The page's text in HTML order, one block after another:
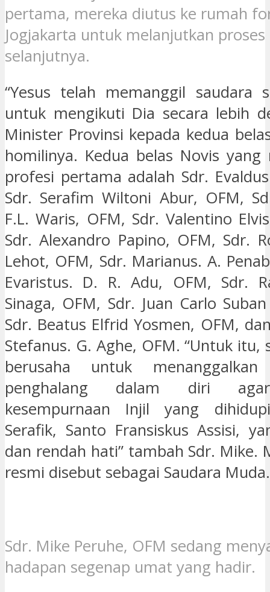
pertama, mereka diutus ke rumah
Jogjakarta untuk melanjutkan
selanjutnya.
“Yesus telah memanggil saudara
untuk mengikuti Dia secara lebih
Minister Provinsi kepada kedua
homilinya. Kedua belas Novis yang
profesi pertama adalah Sdr.
Sdr. Serafim Wiltoni Abur, OFM,
F.L. Waris, OFM, Sdr. Valentino
Sdr. Alexandro Papino, OFM, Sdr.
Lehot, OFM, Sdr. Marianus. A.
Evaristus. D. R. Adu, OFM, Sdr.
Sinaga, OFM, Sdr. Juan Carlo
Sdr. Beatus Elfrid Yosmen, OFM,
Stefanus. G. Aghe, OFM. “Untuk itu,
berusaha untuk menanggalkan
penghalang dalam diri
kesempurnaan Injil yang
Serafik, Santo Fransiskus Assisi,
dan rendah hati” tambah Sdr. Mike.
resmi disebut sebagai Saudara Muda.
Sdr. Mike Peruhe, OFM sedang
hadapan segenap umat yang hadir.